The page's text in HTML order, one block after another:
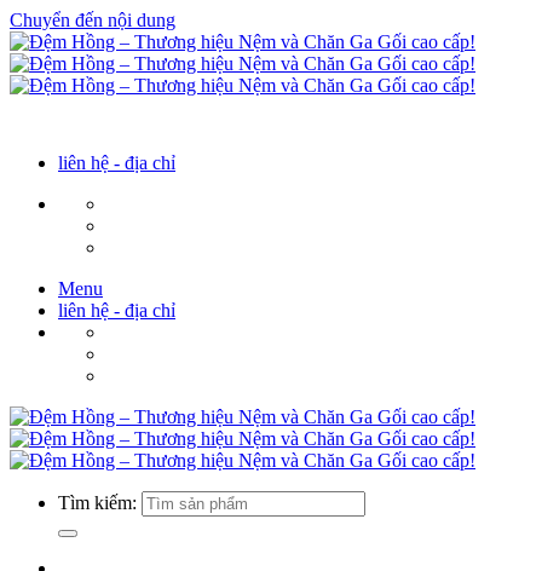
Chuyển đến nội dung
liên hệ - địa chỉ
Menu
liên hệ - địa chỉ
Tìm kiếm: